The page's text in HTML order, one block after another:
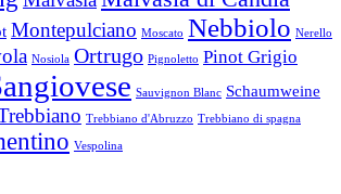
Montepulciano Moscato Nebbiolo Nerello
Nosiola Ortrugo Pignoletto Pinot Grigio
Sauvignon Blanc Schaumweine
Trebbiano d'Abruzzo Trebbiano di spagna
Vespolina